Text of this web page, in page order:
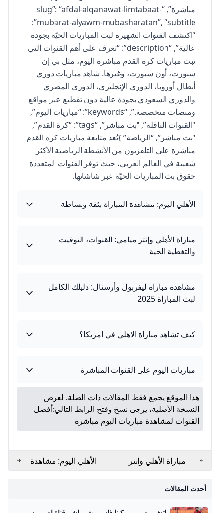
مباشرة”, “slug”: “afdal-alqanawat-limtabaat-
mubarat-alyawm-mubasharatan”, “subtitle”:
“اكتشف القنوات الشهيرة لبث المباريات الحيّة بجودة
عالية”, “description”: “تعرف على أهم القنوات التي
تبث مباريات كرة القدم مباشرة اليوم، مثل بي إن
سبورت، أون سبورت، وغيرها. شاهد مباريات دوري
أبطال أوروبا، الدوري الإنجليزي، الدوري المصري
والدوري السعودي بجودة عالية دون تقطيع عبر مواقع
ومنصات متخصصة.”, “keywords”: “مباريات اليوم”,
“القنوات الناقلة”, “بث مباشر”, “tags”: “كرة القدم”,
“بث مباشر”, “الرياضة” }تُعد متابعة مباريات كرة القدم
مباشرة على التلفزيون من الأنشطة الرياضية الأكثر
شعبية في العالم العربي، حيث توفر القنوات المتعددة
حقوق بث المباريات الحيّة عبر شاشاتها.
الأهلي اليوم: مشاهدة المباراة بثقة وبساطة
مباراة الأهلي وإنتر ميامي: القنوات، التوقيت
والتغطية الحية
مشاهدة مباراة ليفربول وأرسنال: دليلك الكامل
لبث المباراة 2025
كيف تشاهد مباراة الاهلي في امريكا؟
مباريات اليوم على القنوات المباشرة
هذا الموقع يجمع فقط المقالات ذات الصلة. لعرض
النسخة الأصلية، يرجى نسخ وفتح الرابط التالي:أفضل
القنوات لمشاهدة مباريات اليوم مباشرة
مباراة الأهلي وإنتر
ميامي: القنوات، التوقيت
والتغطية الحية
الأهلي اليوم: مشاهدة
المباراة بثقة وبساطة
أحدث المقالات